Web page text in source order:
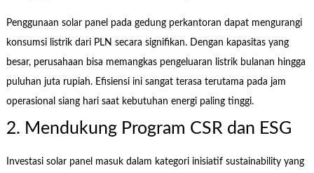
Penggunaan solar panel pada gedung perkantoran dapat mengurangi
konsumsi listrik dari PLN secara signifikan. Dengan kapasitas yang
besar, perusahaan bisa memangkas pengeluaran listrik bulanan hingga
puluhan juta rupiah. Efisiensi ini sangat terasa terutama pada jam
operasional siang hari saat kebutuhan energi paling tinggi.
2. Mendukung Program CSR dan ESG
Investasi solar panel masuk dalam kategori inisiatif sustainability yang